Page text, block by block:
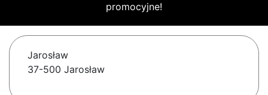
promocyjne!
Jarosław
37-500 Jarosław